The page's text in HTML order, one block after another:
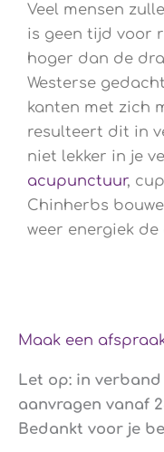
Veel mensen
is geen tijd voor
hoger dan de
Westerse
kanten met zich
resulteert dit in
niet lekker in je
acupunctuur,
Chinherbs
weer energiek
Maak een
Let op: in
aanvragen vanaf
Bedankt voor je